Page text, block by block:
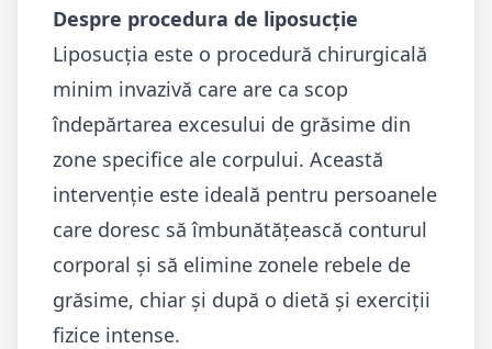
Despre procedura de liposucție
Liposucția este o procedură chirurgicală
minim invazivă care are ca scop
îndepărtarea excesului de grăsime din
zone specifice ale corpului. Această
intervenție este ideală pentru persoanele
care doresc să îmbunătățească conturul
corporal și să elimine zonele rebele de
grăsime, chiar și după o dietă și exerciții
fizice intense.